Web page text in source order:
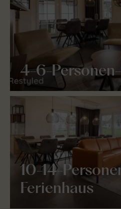
4-6-
10-14-
Ferienhaus